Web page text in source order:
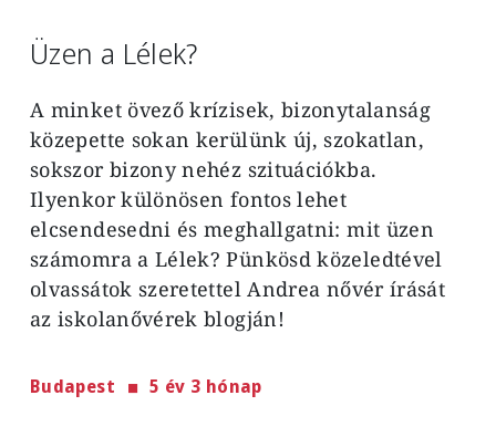
Üzen a Lélek?
A minket övező krízisek, bizonytalanság
közepette sokan kerülünk új, szokatlan,
sokszor bizony nehéz szituációkba.
Ilyenkor különösen fontos lehet
elcsendesedni és meghallgatni: mit üzen
számomra a Lélek? Pünkösd közeledtével
olvassátok szeretettel Andrea nővér írását
az iskolanővérek blogján!
Budapest 5 év 3 hónap